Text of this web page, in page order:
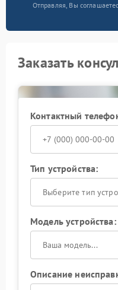
Отправляя, Вы
Заказать
Контактный
Тип устройства:
Выберите тип
Модель устройства:
Описание